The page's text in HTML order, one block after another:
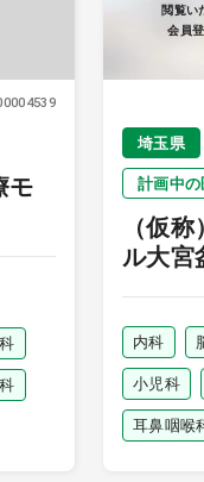
モ
閲覧い
会員
埼玉県
計画中
（仮
ル大宮
内科
小児科
耳鼻咽喉